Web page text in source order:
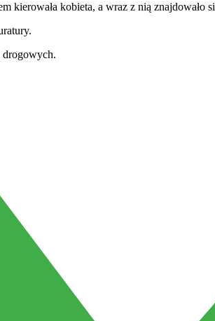
kierowała kobieta, a wraz z nią
drogowych.